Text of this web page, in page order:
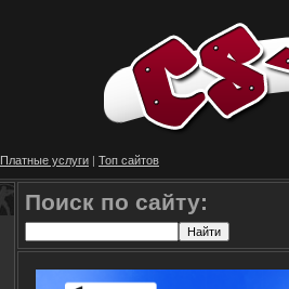
Платные услуги | Топ сайтов
Поиск по сайту: